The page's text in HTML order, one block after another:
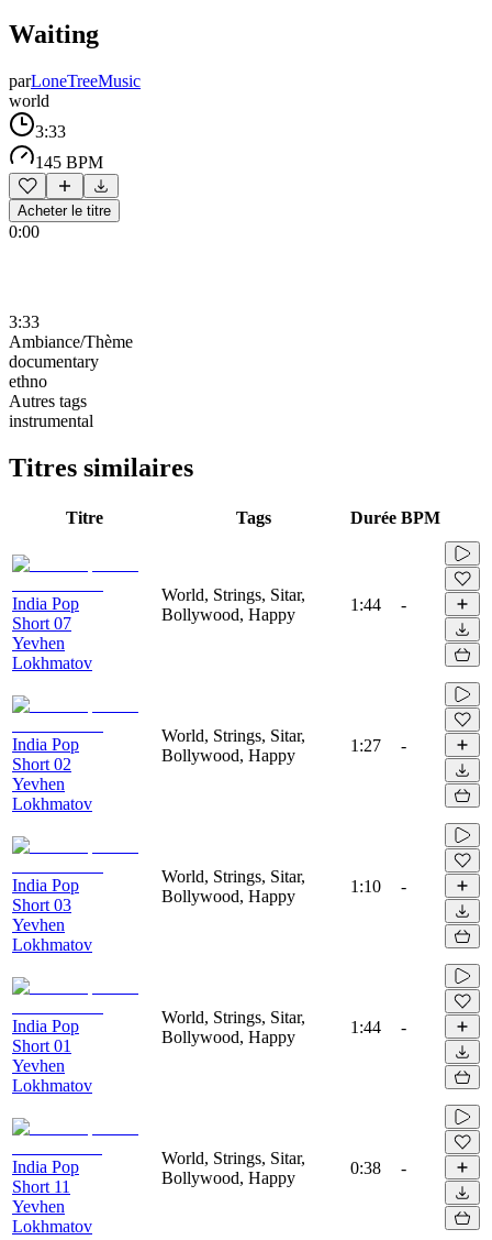
Waiting
parLoneTreeMusic
world
3:33
145 BPM
Acheter le titre
0:00
3:33
Ambiance/Thème
documentary
ethno
Autres tags
instrumental
Titres similaires
Titre Tags Durée BPM
India Pop
Short 07
Yevhen
Lokhmatov
World, Strings, Sitar,
Bollywood, Happy
1:44 -
India Pop
Short 02
Yevhen
Lokhmatov
World, Strings, Sitar,
Bollywood, Happy
1:27 -
India Pop
Short 03
Yevhen
Lokhmatov
World, Strings, Sitar,
Bollywood, Happy
1:10 -
India Pop
Short 01
Yevhen
Lokhmatov
World, Strings, Sitar,
Bollywood, Happy
1:44 -
India Pop
Short 11
Yevhen
Lokhmatov
World, Strings, Sitar,
Bollywood, Happy
0:38 -